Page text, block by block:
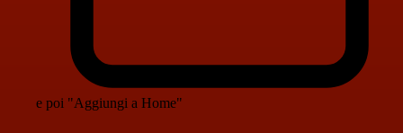
e poi "Aggiungi a Home"